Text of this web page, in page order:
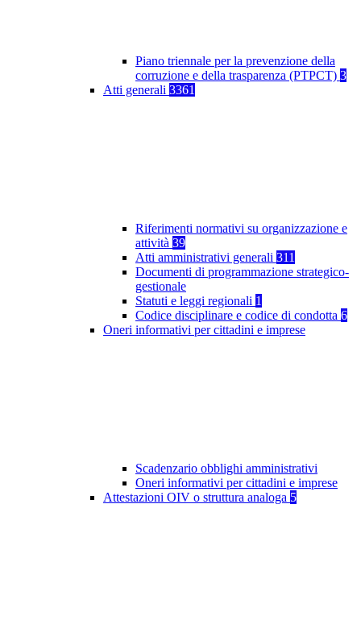
Piano triennale per la prevenzione della
corruzione e della trasparenza (PTPCT) 3
Atti generali 3361
Riferimenti normativi su organizzazione e
attività 39
Atti amministrativi generali 311
Documenti di programmazione strategico-
gestionale
Statuti e leggi regionali 1
Codice disciplinare e codice di condotta 6
Oneri informativi per cittadini e imprese
Scadenzario obblighi amministrativi
Oneri informativi per cittadini e imprese
Attestazioni OIV o struttura analoga 5